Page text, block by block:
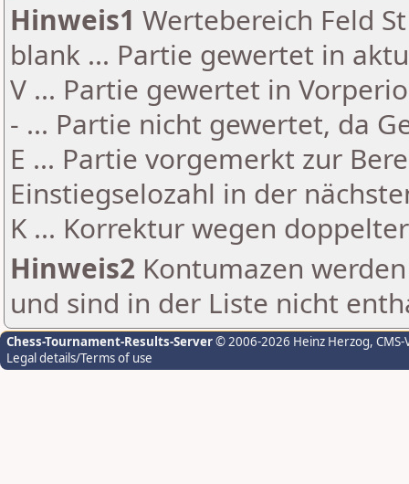
Hinweis1 Wertebereich Feld
blank ... Partie gewertet in
V ... Partie gewertet in
- ... Partie nicht gewertet, da
E ... Partie vorgemerkt zur
Einstiegselozahl in der
K ... Korrektur wegen
Hinweis2 Kontumazen
und sind in der Liste nicht
Chess-Tournament-Results-Server© 2006-2026 Heinz Herzog,
Legal details/Terms of use